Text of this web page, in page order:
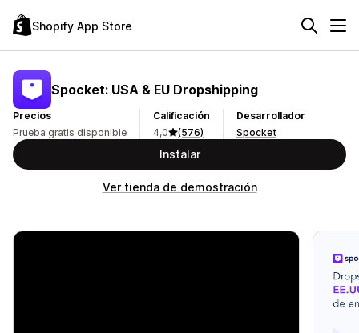
Shopify App Store
Spocket: USA & EU Dropshipping
Precios
Prueba gratis disponible
Calificación
4,0
(576)
Desarrollador
Spocket
Instalar
Ver tienda de demostración